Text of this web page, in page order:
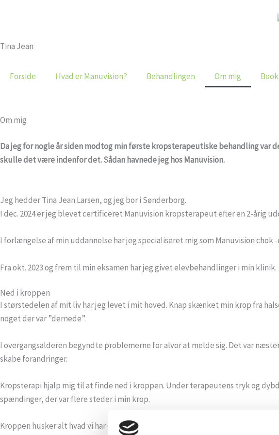
Tina Jean
Forside Hvad er Manuvision? Behandlingen Om mig
Om mig
Da jeg for nogle år siden modtog min første kropsterapeutiske behandling var
skulle det være indenfor det. Sådan havnede jeg hos Manuvision.
Jeg hedder Tina Jean Larsen, og jeg bor i Sønderborg.
I dec. 2024 er jeg blevet certificeret Manuvision kropsterapeut efter en 2-årig
I forlængelse af min uddannelse har jeg specialiseret mig som Manuvision chok
Fra okt. 2023 og frem til min eksamen har jeg givet elevbehandlinger i min klinik.
Ned i kroppen
I størstedelen af mit liv har jeg levet i mit hoved. Knap skænket min krop fra
noget der var ”dernede”.
I overgangsalderen begyndte problemerne for alvor at melde sig. Det var
skabe forandringer.
Kropsterapi hjalp mig til at finde ned i kroppen. Under terapeutens tryk og
spændinger, der var flere steder i min krop.
Kroppen husker alt hvad vi har oplevet igennem livet, så derfor opstår der